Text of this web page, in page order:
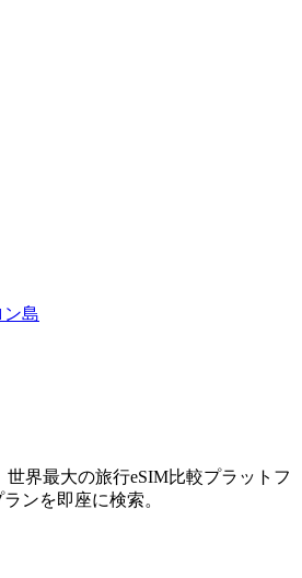
島
界最大の旅行eSIM比較プラットフ
ンを即座に検索。